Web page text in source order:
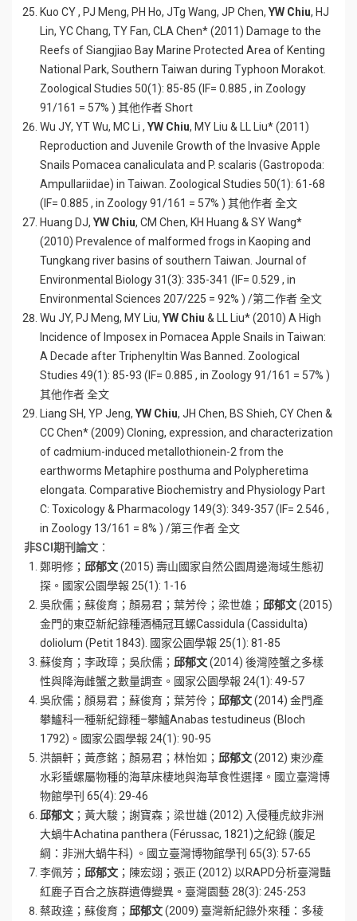
Kuo CY , PJ Meng, PH Ho, JTg Wang, JP Chen, YW Chiu, HJ
Lin, YC Chang, TY Fan, CLA Chen* (2011) Damage to the
Reefs of Siangjiao Bay Marine Protected Area of Kenting
National Park, Southern Taiwan during Typhoon Morakot.
Zoological Studies 50(1): 85-85 (IF= 0.885 , in Zoology
91/161 = 57% ) 其他作者 Short
Wu JY, YT Wu, MC Li , YW Chiu, MY Liu & LL Liu* (2011)
Reproduction and Juvenile Growth of the Invasive Apple
Snails Pomacea canaliculata and P. scalaris (Gastropoda:
Ampullariidae) in Taiwan. Zoological Studies 50(1): 61-68
(IF= 0.885 , in Zoology 91/161 = 57% ) 其他作者 全文
Huang DJ, YW Chiu, CM Chen, KH Huang & SY Wang*
(2010) Prevalence of malformed frogs in Kaoping and
Tungkang river basins of southern Taiwan. Journal of
Environmental Biology 31(3): 335-341 (IF= 0.529 , in
Environmental Sciences 207/225 = 92% ) /第二作者 全文
Wu JY, PJ Meng, MY Liu, YW Chiu & LL Liu* (2010) A High
Incidence of Imposex in Pomacea Apple Snails in Taiwan:
A Decade after Triphenyltin Was Banned. Zoological
Studies 49(1): 85-93 (IF= 0.885 , in Zoology 91/161 = 57% )
其他作者 全文
Liang SH, YP Jeng, YW Chiu, JH Chen, BS Shieh, CY Chen &
CC Chen* (2009) Cloning, expression, and characterization
of cadmium-induced metallothionein-2 from the
earthworms Metaphire posthuma and Polypheretima
elongata. Comparative Biochemistry and Physiology Part
C: Toxicology & Pharmacology 149(3): 349-357 (IF= 2.546 ,
in Zoology 13/161 = 8% ) /第三作者 全文
非SCI期刊論文 ：
鄭明修； 邱郁文(2015) 壽山國家自然公園周邊海域生態初
探。國家公園學報 25(1): 1-16
吳欣儒；蘇俊育；顏易君；葉芳伶；梁世雄； 邱郁文(2015)
金門的東亞新紀錄種酒桶冠耳螺Cassidula (Cassidulta)
doliolum (Petit 1843). 國家公園學報 25(1): 81-85
蘇俊育；李政璋；吳欣儒； 邱郁文(2014) 後灣陸蟹之多樣
性與降海雌蟹之數量調查。國家公園學報 24(1): 49-57
吳欣儒；顏易君；蘇俊育；葉芳伶； 邱郁文(2014) 金門產
攀鱸科一種新紀錄種–攀鱸Anabas testudineus (Bloch
1792)。國家公園學報 24(1): 90-95
洪韻軒；黃彥銘；顏易君；林怡如； 邱郁文(2012) 東沙產
水彩蜑螺屬物種的海草床棲地與海草食性選擇。國立臺灣博
物館學刊 65(4): 29-46
邱郁文 ；黃大駿；謝寶森；梁世雄 (2012) 入侵種虎紋非洲
大蝸牛Achatina panthera (Férussac, 1821)之紀錄 (腹足
綱：非洲大蝸牛科) 。國立臺灣博物館學刊 65(3): 57-65
李佩芳； 邱郁文 ；陳宏翊；張正 (2012) 以RAPD分析臺灣豔
紅鹿子百合之族群遺傳變異。臺灣園藝 28(3): 245-253
蔡政達；蘇俊育； 邱郁文(2009) 臺灣新紀錄外來種：多稜